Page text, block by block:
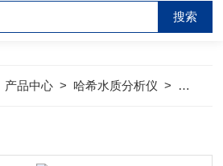
产品中心 > 哈希水质分析仪 > 哈希电